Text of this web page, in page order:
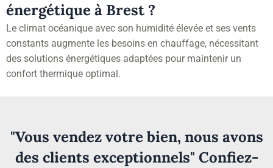
énergétique à Brest ?
Le climat océanique avec son humidité élevée et ses vents
constants augmente les besoins en chauffage, nécessitant
des solutions énergétiques adaptées pour maintenir un
confort thermique optimal.
"Vous vendez votre bien, nous avons
des clients exceptionnels" Confiez-